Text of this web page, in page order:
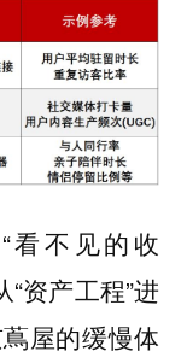
看不见的收
资产工程”进
屋的缓慢体